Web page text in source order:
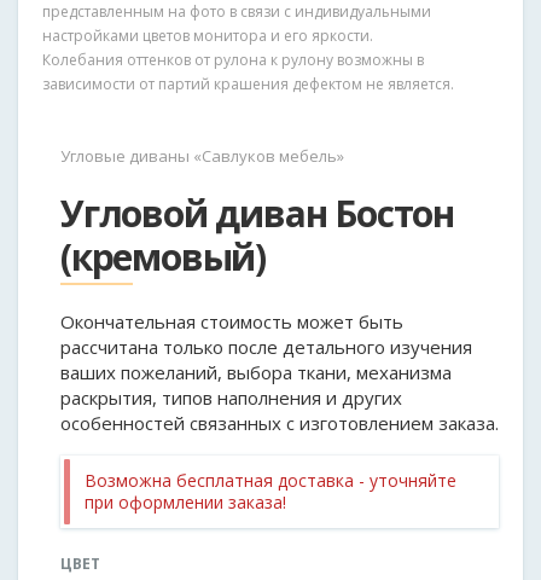
представленным на фото в связи с индивидуальными
настройками цветов монитора и его яркости.
Колебания оттенков от рулона к рулону возможны в
зависимости от партий крашения дефектом не является.
Угловые диваны «Савлуков мебель»
Угловой диван Бостон
(кремовый)
Окончательная стоимость может быть
рассчитана только после детального изучения
ваших пожеланий, выбора ткани, механизма
раскрытия, типов наполнения и других
особенностей связанных с изготовлением заказа.
Возможна бесплатная доставка - уточняйте
при оформлении заказа!
ЦВЕТ